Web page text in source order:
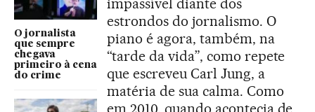
O jornalista
que sempre
chegava
primeiro à cena
do crime
estrondos do jornalismo. O
piano é agora, também, na
“tarde da vida”, como repete
que escreveu Carl Jung, a
matéria de sua calma. Como
em 2010, quando acontecia de